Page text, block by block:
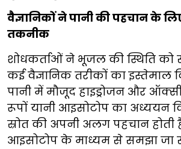
वैज्ञानिकों ने पानी की पहचान के
तकनीक
शोधकर्ताओं ने भूजल की स्थिति
कई वैज्ञानिक तरीकों का इस्तेमाल
पानी में मौजूद हाइड्रोजन और
रूपों यानी आइसोटोप का अध्ययन
स्रोत की अपनी अलग पहचान होती
आइसोटोप के माध्यम से समझा जा